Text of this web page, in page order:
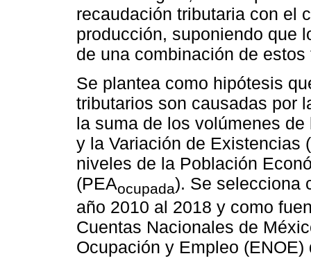
recaudación tributaria con el
producción, suponiendo que
de una combinación de estos
Se plantea como hipótesis
tributarios son causadas por
la suma de los volúmenes
y la Variación de Existencias
niveles de la Población
(PEAocupada). Se selecciona
año 2010 al 2018 y como
Cuentas Nacionales de
Ocupación y Empleo (ENOE)